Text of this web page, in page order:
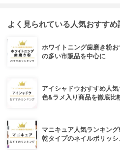
よく見られている人気おすすめ
ホワイトニング歯磨き粉
の多い市販品を中心に
アイシャドウおすすめ人
色&ラメ入り商品を徹底比
マニキュア人気ランキン
乾タイプのネイルポリッシ